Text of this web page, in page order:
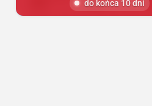
do końca 10 dni